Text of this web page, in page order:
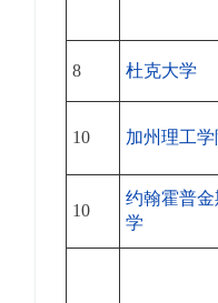
8 杜克大学
10 加州理工学
10
约翰霍普金
学